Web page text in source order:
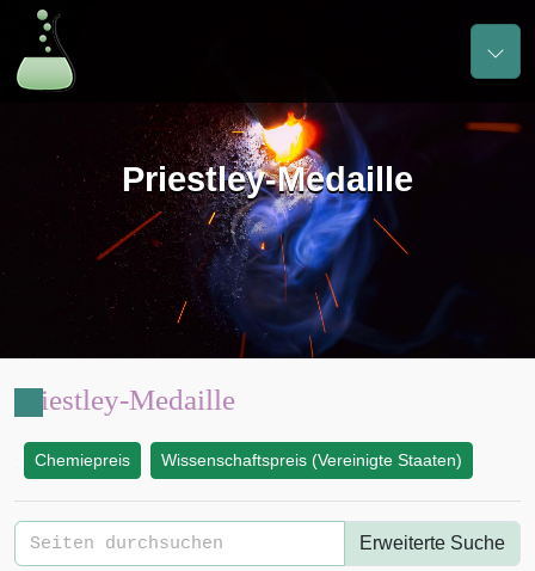
Priestley-Medaille
Priestley-Medaille
Chemiepreis Wissenschaftspreis (Vereinigte Staaten)
Erweiterte Suche